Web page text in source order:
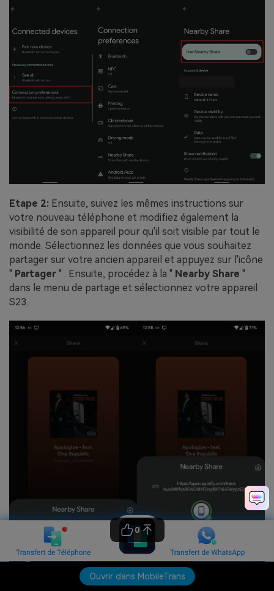
Ouvrir dans MobileTrans
Etape 2: Ensuite, suivez les mêmes instructions sur
votre nouveau téléphone et modifiez également la
visibilité de son appareil pour qu'il soit visible par tout le
monde. Sélectionnez les données que vous souhaitez
partager sur votre ancien appareil et appuyez sur l'icône
" Partager " . Ensuite, procédez à la " Nearby Share "
dans le menu de partage et sélectionnez votre appareil
S23.
0